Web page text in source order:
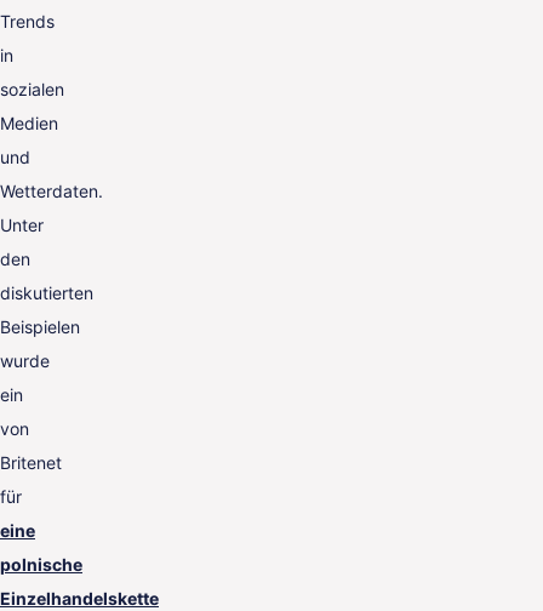
Trends
in
sozialen
Medien
und
Wetterdaten.
Unter
den
diskutierten
Beispielen
wurde
ein
von
Britenet
für
eine
polnische
Einzelhandelskette